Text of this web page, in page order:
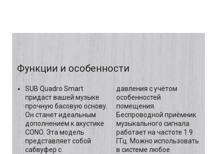
Функции и особенности
SUB Quadro Smart
придаст вашей музыке
прочную басовую основу.
Он станет идеальным
дополнением к акустике
CONO. Эта модель
представляет собой
сабвуфер с
давления с учётом
особенностей
помещения.
Беспроводной приёмник
музыкального сигнала
работает на частоте 1.9
ГГц. Можно использовать
в системе любое